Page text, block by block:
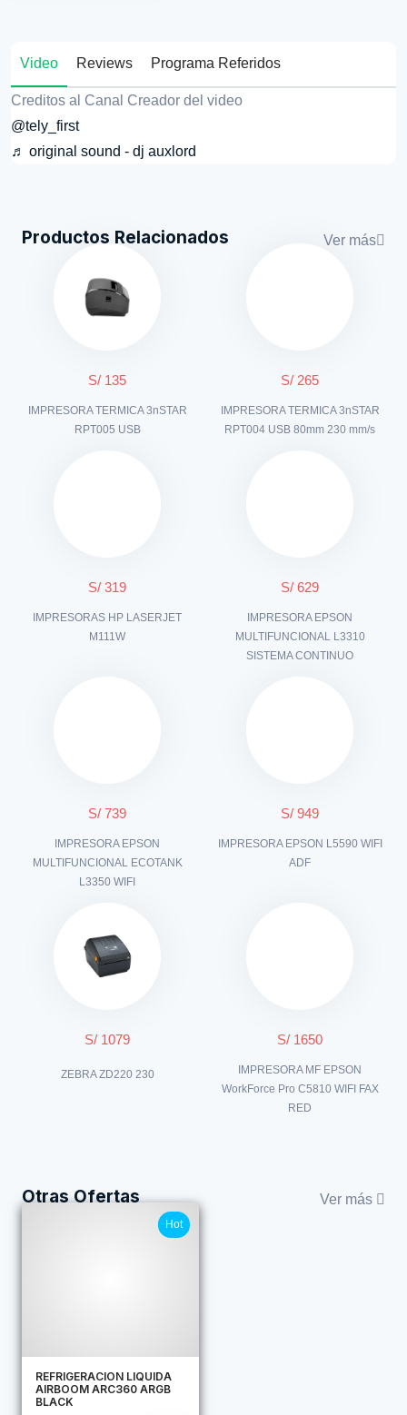
Video Reviews Programa Referidos
Creditos al Canal Creador del video
@tely_first
♬ original sound - dj auxlord
Productos Relacionados Ver más
S/ 135
IMPRESORA TERMICA 3nSTAR
RPT005 USB
S/ 265
IMPRESORA TERMICA 3nSTAR
RPT004 USB 80mm 230 mm/s
S/ 319
IMPRESORAS HP LASERJET
M111W
S/ 629
IMPRESORA EPSON
MULTIFUNCIONAL L3310
SISTEMA CONTINUO
S/ 739
IMPRESORA EPSON
MULTIFUNCIONAL ECOTANK
L3350 WIFI
S/ 949
IMPRESORA EPSON L5590 WIFI
ADF
S/ 1079
ZEBRA ZD220 230
S/ 1650
IMPRESORA MF EPSON
WorkForce Pro C5810 WIFI FAX
RED
Otras Ofertas Ver más
Hot
REFRIGERACION LIQUIDA
AIRBOOM ARC360 ARGB
BLACK